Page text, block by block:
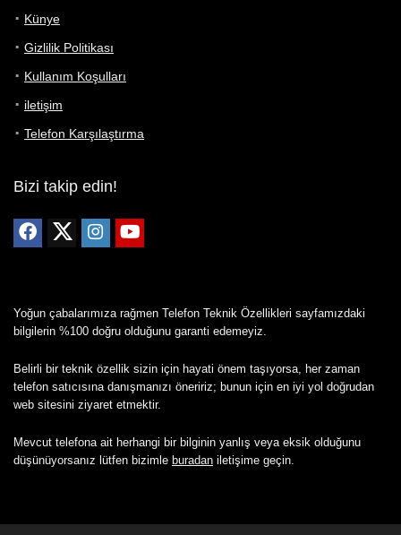
Künye
Gizlilik Politikası
Kullanım Koşulları
iletişim
Telefon Karşılaştırma
Bizi takip edin!
Yoğun çabalarımıza rağmen Telefon Teknik Özellikleri sayfamızdaki
bilgilerin %100 doğru olduğunu garanti edemeyiz.
Belirli bir teknik özellik sizin için hayati önem taşıyorsa, her zaman
telefon satıcısına danışmanızı öneririz; bunun için en iyi yol doğrudan
web sitesini ziyaret etmektir.
Mevcut telefona ait herhangi bir bilginin yanlış veya eksik olduğunu
düşünüyorsanız lütfen bizimle buradan iletişime geçin.